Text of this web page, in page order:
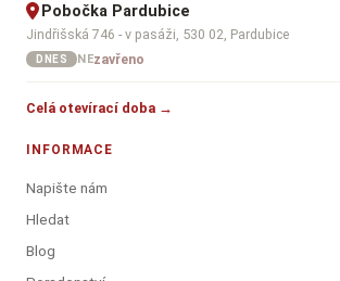
Pobočka Pardubice
Jindřišská 746 - v pasáži, 530 02, Pardubice
DNES NEzavřeno
Celá otevírací doba →
INFORMACE
Napište nám
Hledat
Blog